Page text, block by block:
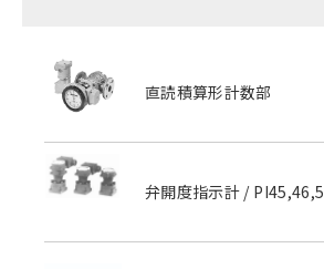
直読積算形計数部
弁開度指示計 /